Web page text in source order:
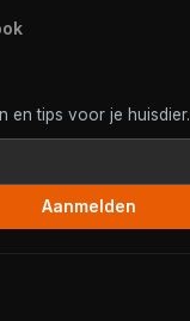
en tips voor je huisdier.
Aanmelden